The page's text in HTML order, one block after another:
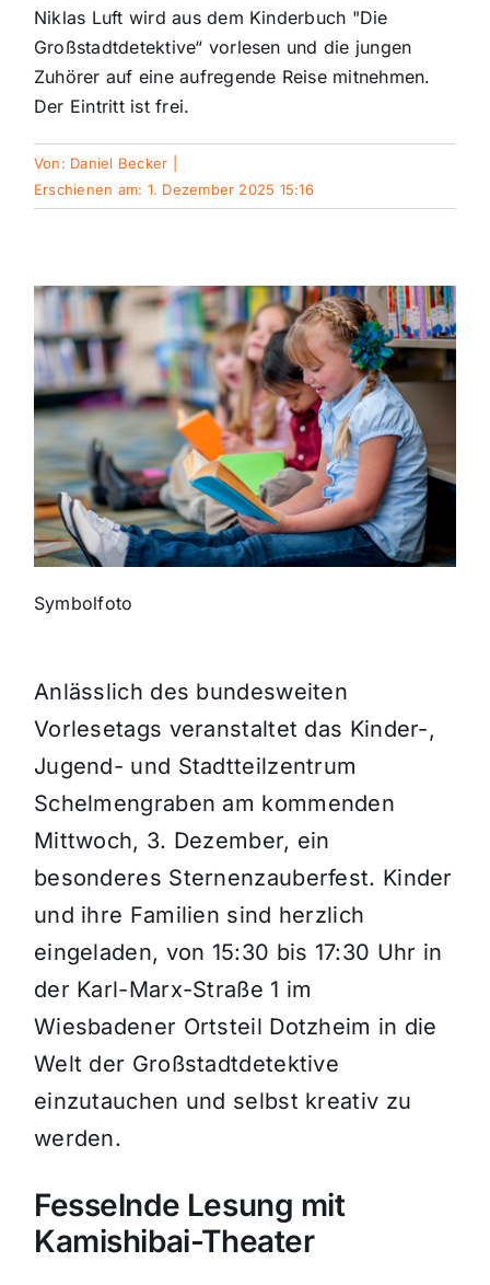
Galerie
Verkehrsmeldungen
Polizeimeldungen
Gewinnspiele
Niklas Luft wird aus dem Kinderbuch "Die
Großstadtdetektive“ vorlesen und die jungen
Zuhörer auf eine aufregende Reise mitnehmen.
Der Eintritt ist frei.
Von: Daniel Becker
Erschienen am: 1. Dezember 2025 15:16
Symbolfoto
Anlässlich des bundesweiten
Vorlesetags veranstaltet das Kinder-,
Jugend- und Stadtteilzentrum
Schelmengraben am kommenden
Mittwoch, 3. Dezember, ein
besonderes Sternenzauberfest. Kinder
und ihre Familien sind herzlich
eingeladen, von 15:30 bis 17:30 Uhr in
der Karl-Marx-Straße 1 im
Wiesbadener Ortsteil Dotzheim in die
Welt der Großstadtdetektive
einzutauchen und selbst kreativ zu
werden.
Fesselnde Lesung mit
Kamishibai-Theater